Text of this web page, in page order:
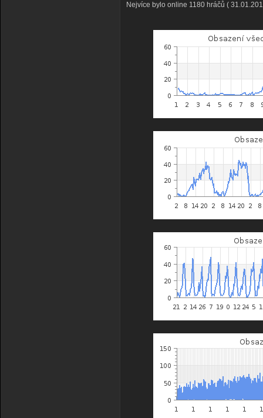
Nejvíce bylo online 1180 hráčů (